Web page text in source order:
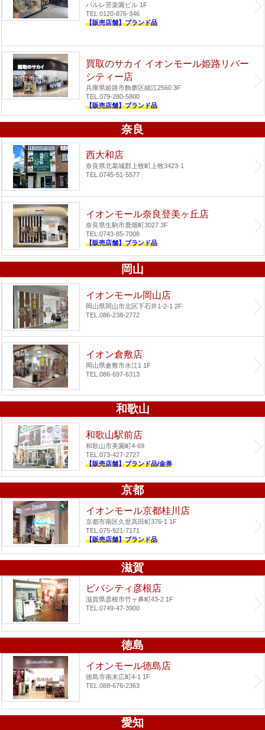
パルレ苦楽園ビル 1F
TEL.0120-876-346
【販売店舗】ブランド品
買取のサカイ イオンモール姫路リバー
シティー店
兵庫県姫路市飾磨区細江2560 3F
TEL.079-280-5800
【販売店舗】ブランド品
奈良
西大和店
奈良県北葛城郡上牧町上牧3423-1
TEL.0745-51-5577
イオンモール奈良登美ヶ丘店
奈良県生駒市鹿畑町3027 3F
TEL.0743-85-7008
【販売店舗】ブランド品
岡山
イオンモール岡山店
岡山県岡山市北区下石井1-2-1 2F
TEL.086-238-2772
イオン倉敷店
岡山県倉敷市水江1 1F
TEL.086-697-6313
和歌山
和歌山駅前店
和歌山市美園町4-69
TEL.073-427-2727
【販売店舗】ブランド品/金券
京都
イオンモール京都桂川店
京都市南区久世高田町376-1 1F
TEL.075-921-7171
【販売店舗】ブランド品
滋賀
ビバシティ彦根店
滋賀県彦根市竹ヶ鼻町43-2 1F
TEL.0749-47-3900
徳島
イオンモール徳島店
徳島市南末広町4-1 1F
TEL.088-676-2363
愛知